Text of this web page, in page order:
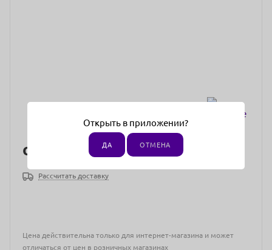
от 1 185 ₽
Рассчитать доставку
Цена действительна только для интернет-магазина и может
отличаться от цен в розничных магазинах
Открыть в приложении?
ДА ОТМЕНА